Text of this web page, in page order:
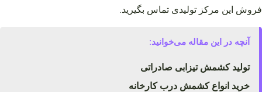
فروش این مرکز تولیدی تماس بگیرید.
آنچه در این مقاله می‌خوانید:
تولید کشمش تیزابی صادراتی
خرید انواع کشمش درب کارخانه